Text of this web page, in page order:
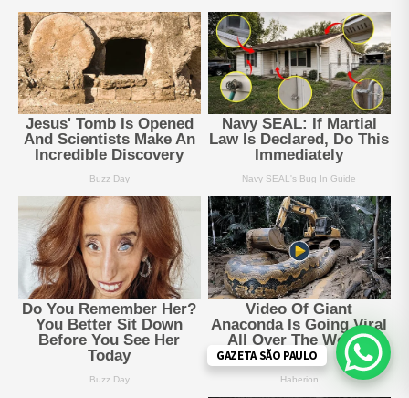
GAZETA SÃO PAULO